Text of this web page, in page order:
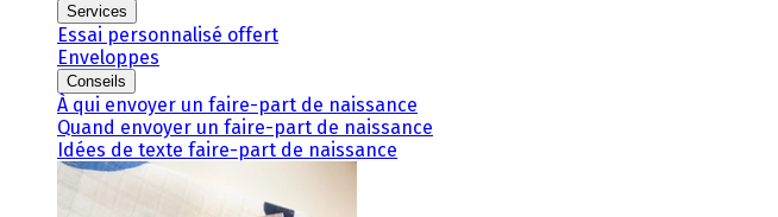
Services
Essai personnalisé offert
Enveloppes
Conseils
À qui envoyer un faire-part de naissance
Quand envoyer un faire-part de naissance
Idées de texte faire-part de naissance